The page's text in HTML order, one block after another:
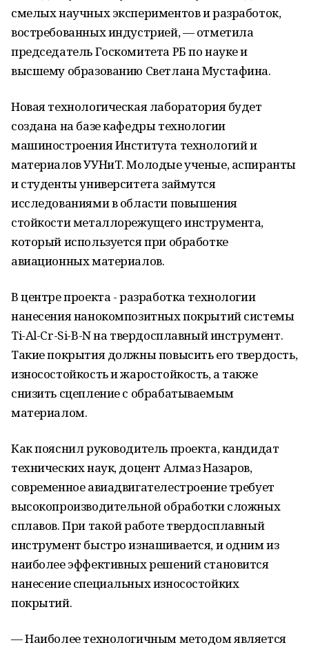
смелых научных экспериментов и разработок,
востребованных индустрией, — отметила
председатель Госкомитета РБ по науке и
высшему образованию Светлана Мустафина.
Новая технологическая лаборатория будет
создана на базе кафедры технологии
машиностроения Института технологий и
материалов УУНиТ. Молодые ученые, аспиранты
и студенты университета займутся
исследованиями в области повышения
стойкости металлорежущего инструмента,
который используется при обработке
авиационных материалов.
В центре проекта - разработка технологии
нанесения нанокомпозитных покрытий системы
Ti-Al-Cr-Si-B-N на твердосплавный инструмент.
Такие покрытия должны повысить его твердость,
износостойкость и жаростойкость, а также
снизить сцепление с обрабатываемым
материалом.
Как пояснил руководитель проекта, кандидат
технических наук, доцент Алмаз Назаров,
современное авиадвигателестроение требует
высокопроизводительной обработки сложных
сплавов. При такой работе твердосплавный
инструмент быстро изнашивается, и одним из
наиболее эффективных решений становится
нанесение специальных износостойких
покрытий.
— Наиболее технологичным методом является